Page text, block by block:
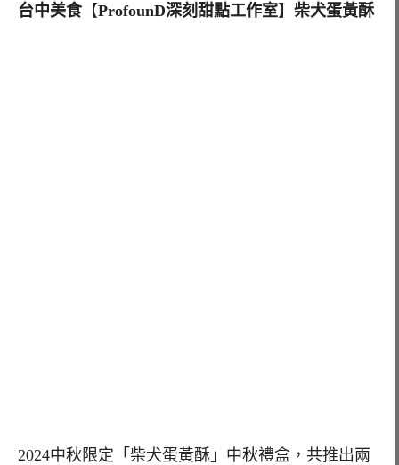
台中美食【ProfounD深刻甜點工作室】 柴犬蛋黃酥
2024中秋限定「柴犬蛋黃酥」中秋禮盒，共推出兩